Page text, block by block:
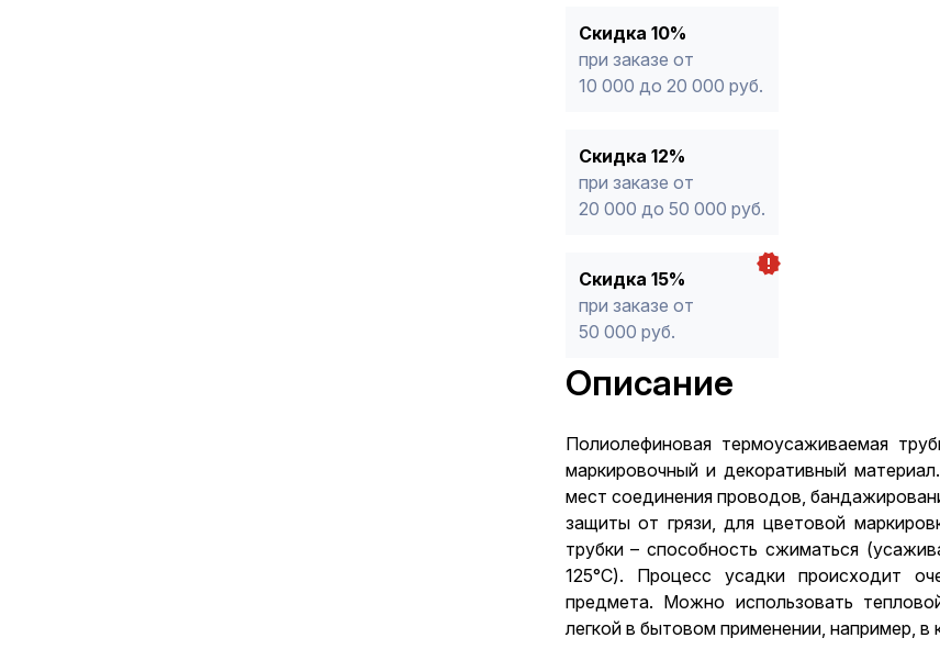
Скидка 10%
при заказе от
10 000 до 20 000 руб.
Скидка 12%
при заказе от
20 000 до 50 000 руб.
Скидка 15%
при заказе от
50 000 руб.
Описание
Полиолефиновая термоусаживаемая
маркировочный и декоративный
мест соединения проводов,
защиты от грязи, для цветовой
трубки – способность сжиматься
125°С). Процесс усадки происходит
предмета. Можно использовать
легкой в бытовом применении, например, в